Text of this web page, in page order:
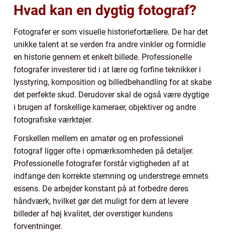
Hvad kan en dygtig fotograf?
Fotografer er som visuelle historiefortællere. De har det
unikke talent at se verden fra andre vinkler og formidle
en historie gennem et enkelt billede. Professionelle
fotografer investerer tid i at lære og forfine teknikker i
lysstyring, komposition og billedbehandling for at skabe
det perfekte skud. Derudover skal de også være dygtige
i brugen af forskellige kameraer, objektiver og andre
fotografiske værktøjer.
Forskellen mellem en amatør og en professionel
fotograf ligger ofte i opmærksomheden på detaljer.
Professionelle fotografer forstår vigtigheden af at
indfange den korrekte stemning og understrege emnets
essens. De arbejder konstant på at forbedre deres
håndværk, hvilket gør det muligt for dem at levere
billeder af høj kvalitet, der overstiger kundens
forventninger.